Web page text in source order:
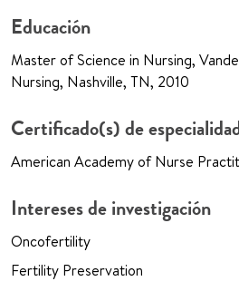
Educación
Master of Science in Nursing,
Nursing, Nashville, TN, 2010
Certificado(s) de
American Academy of Nurse
Intereses de investigación
Oncofertility
Fertility Preservation